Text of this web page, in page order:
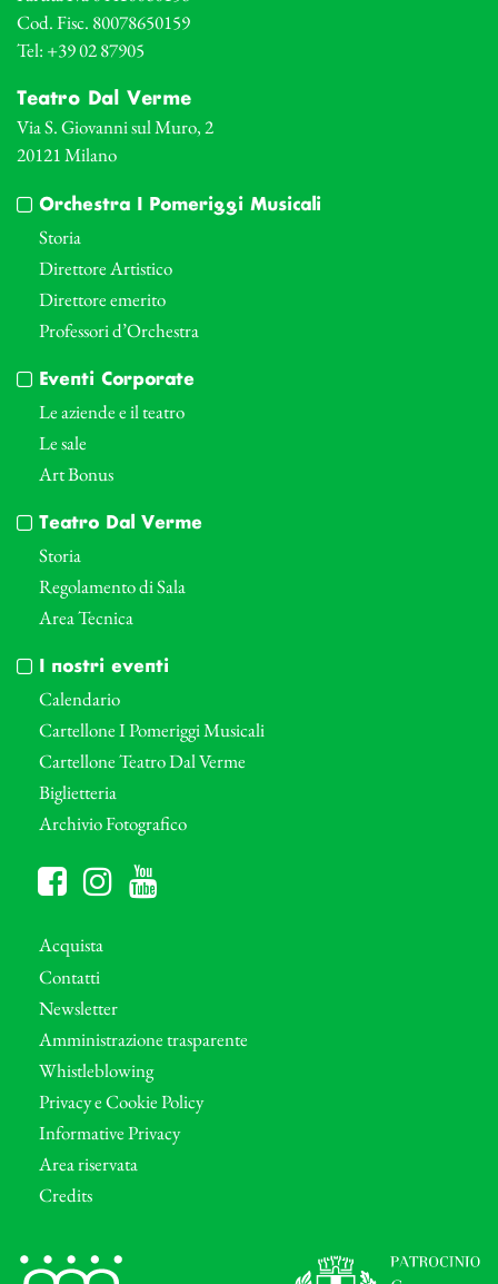
Cod. Fisc. 80078650159
Tel: +39 02 87905
Teatro Dal Verme
Via S. Giovanni sul Muro, 2
20121 Milano
Orchestra I Pomeriggi Musicali
Storia
Direttore Artistico
Direttore emerito
Professori d’Orchestra
Eventi Corporate
Le aziende e il teatro
Le sale
Art Bonus
Teatro Dal Verme
Storia
Regolamento di Sala
Area Tecnica
I nostri eventi
Calendario
Cartellone I Pomeriggi Musicali
Cartellone Teatro Dal Verme
Biglietteria
Archivio Fotografico
Acquista
Contatti
Newsletter
Amministrazione trasparente
Whistleblowing
Privacy e Cookie Policy
Informative Privacy
Area riservata
Credits